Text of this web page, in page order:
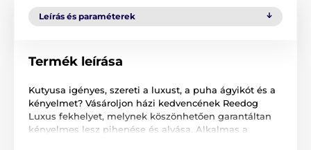
Leírás és paraméterek
Termék leírása
Kutyusa igényes, szereti a luxust, a puha ágyikót és a
kényelmet? Vásároljon házi kedvencének Reedog
Luxus fekhelyet, melynek köszönhetően garantáltan
kényelmes lesz pihenése és alvása. Alkalmas a